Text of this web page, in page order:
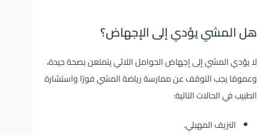
هل المشي يؤدي إلى الإجهاض؟
لا يؤدي المشي إلى إجهاض الحوامل اللائي يتمتعن بصحة جيدة،
وعمومًا يجب التوقف عن ممارسة رياضة المشي فورًا واستشارة
الطبيب في الحالات التالية:
النزيف المهبلي.